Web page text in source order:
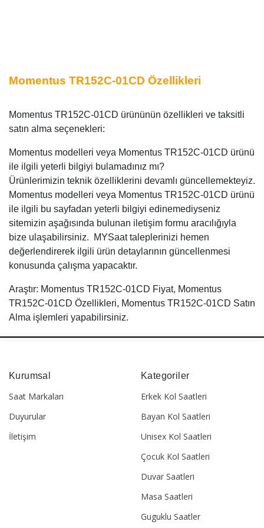
Momentus TR152C-01CD Özellikleri
Momentus TR152C-01CD ürününün özellikleri ve taksitli
satın alma seçenekleri:
Momentus modelleri veya Momentus TR152C-01CD ürünü
ile ilgili yeterli bilgiyi bulamadınız mı?
Ürünlerimizin teknik özelliklerini devamlı güncellemekteyiz.
Momentus modelleri veya Momentus TR152C-01CD ürünü
ile ilgili bu sayfadan yeterli bilgiyi edinemediyseniz
sitemizin aşağısında bulunan iletişim formu aracılığıyla
bize ulaşabilirsiniz. MYSaat taleplerinizi hemen
değerlendirerek ilgili ürün detaylarının güncellenmesi
konusunda çalışma yapacaktır.
Araştır: Momentus TR152C-01CD Fiyat, Momentus
TR152C-01CD Özellikleri, Momentus TR152C-01CD Satın
Alma işlemleri yapabilirsiniz.
Kurumsal
Saat Markaları
Duyurular
İletişim
Kategoriler
Erkek Kol Saatleri
Bayan Kol Saatleri
Unisex Kol Saatleri
Çocuk Kol Saatleri
Duvar Saatleri
Masa Saatleri
Guguklu Saatler